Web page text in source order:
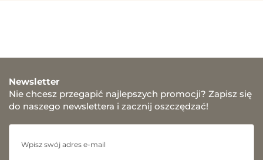
Newsletter
Nie chcesz przegapić najlepszych promocji? Zapisz się
do naszego newslettera i zacznij oszczędzać!